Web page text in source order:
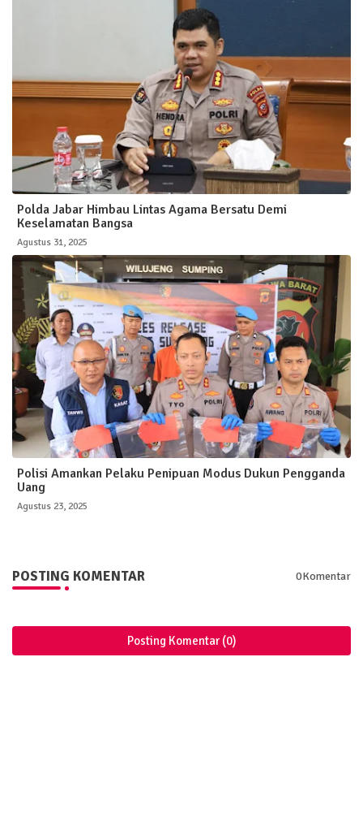
Polda Jabar Himbau Lintas Agama Bersatu Demi
Keselamatan Bangsa
Agustus 31, 2025
Polisi Amankan Pelaku Penipuan Modus Dukun Pengganda
Uang
Agustus 23, 2025
POSTING KOMENTAR 0Komentar
Posting Komentar (0)